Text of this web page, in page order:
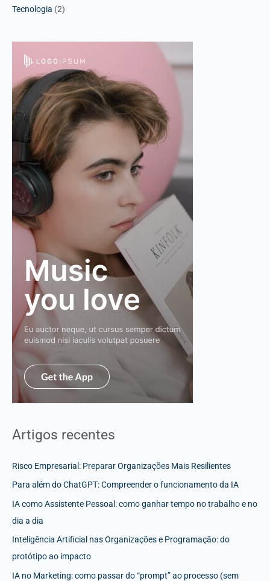
Tecnologia (2)
Artigos recentes
Risco Empresarial: Preparar Organizações Mais Resilientes
Para além do ChatGPT: Compreender o funcionamento da IA
IA como Assistente Pessoal: como ganhar tempo no trabalho e no
dia a dia
Inteligência Artificial nas Organizações e Programação: do
protótipo ao impacto
IA no Marketing: como passar do “prompt” ao processo (sem